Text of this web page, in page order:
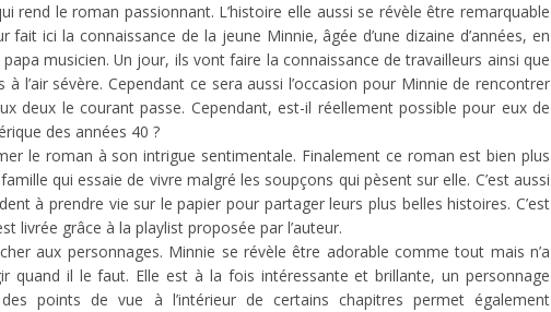
rend le roman passionnant. L’histoire elle aussi se révèle être remarquable
ici la connaissance de la jeune Minnie, âgée d’une dizaine d’années, en
musicien. Un jour, ils vont faire la connaissance de travailleurs ainsi que
l’air sévère. Cependant ce sera aussi l’occasion pour Minnie de rencontrer
deux le courant passe. Cependant, est-il réellement possible pour eux de
des années 40 ?
le roman à son intrigue sentimentale. Finalement ce roman est bien plus
famille qui essaie de vivre malgré les soupçons qui pèsent sur elle. C’est aussi
à prendre vie sur le papier pour partager leurs plus belles histoires. C’est
livrée grâce à la playlist proposée par l’auteur.
aux personnages. Minnie se révèle être adorable comme tout mais n’a
quand il le faut. Elle est à la fois intéressante et brillante, un personnage
des points de vue à l’intérieur de certains chapitres permet également